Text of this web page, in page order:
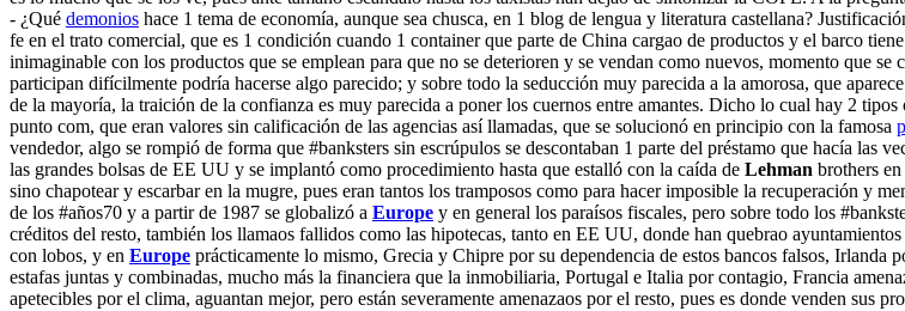
- ¿Qué demonios hace 1 tema de economía, aunque sea chusca, en 1 blog de lengua y literatura castellana?
fe en el trato comercial, que es 1 condición cuando 1 container que parte de China cargao de productos y el barco
inimaginable con los productos que se emplean para que no se deterioren y se vendan como nuevos, momento que
participan difícilmente podría hacerse algo parecido; y sobre todo la seducción muy parecida a la amorosa, que
de la mayoría, la traición de la confianza es muy parecida a poner los cuernos entre amantes. Dicho lo cual hay 2
punto com, que eran valores sin calificación de las agencias así llamadas, que se solucionó en principio con la famosa
vendedor, algo se rompió de forma que #banksters sin escrúpulos se descontaban 1 parte del préstamo que hacía las
las grandes bolsas de EE UU y se implantó como procedimiento hasta que estalló con la caída de Lehman brothers
sino chapotear y escarbar en la mugre, pues eran tantos los tramposos como para hacer imposible la recuperación y
de los #años70 y a partir de 1987 se globalizó a Europe y en general los paraísos fiscales, pero sobre todo los
créditos del resto, también los llamaos fallidos como las hipotecas, tanto en EE UU, donde han quebrao
con lobos, y en Europe prácticamente lo mismo, Grecia y Chipre por su dependencia de estos bancos falsos,
estafas juntas y combinadas, mucho más la financiera que la inmobiliaria, Portugal e Italia por contagio, Francia
apetecibles por el clima, aguantan mejor, pero están severamente amenazaos por el resto, pues es donde venden sus